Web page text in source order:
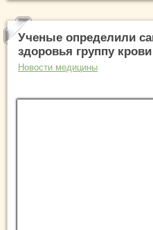
Ученые определили
здоровья группу крови
Новости медицины